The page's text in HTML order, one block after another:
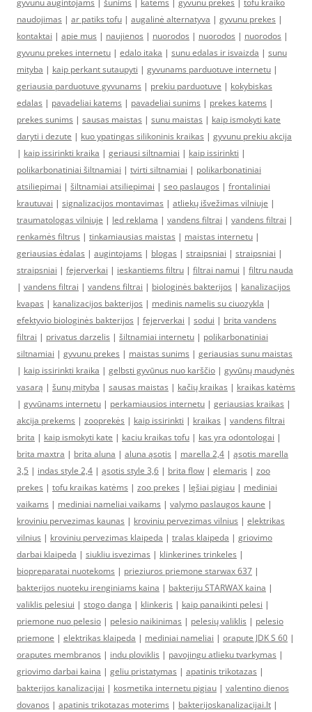
gyvunu augintojams šunims katėms gyvunu prekes
tofu kraiko
naudojimas | ar patiks tofu | augalinė alternatyva | gyvunu prekes |
kontaktai | apie mus | naujienos | nuorodos | nuorodos | nuorodos |
gyvunu prekes internetu | edalo itaka | sunu edalas ir isvaizda | sunu
mityba | kaip perkant sutaupyti | gyvunams parduotuve internetu |
geriausia parduotuve gyvunams | prekiu parduotuve | kokybiskas
edalas | pavadeliai katems | pavadeliai sunims | prekes katems |
prekes sunims | sausas maistas | sunu maistas | kaip ismokyti kate
daryti i dezute | kuo ypatingas silikoninis kraikas | gyvunu prekiu akcija
| kaip issirinkti kraika | geriausi siltnamiai | kaip issirinkti |
polikarbonatiniai šiltnamiai | tvirti siltnamiai | polikarbonatiniai
atsiliepimai | šiltnamiai atsiliepimai | seo paslaugos | frontaliniai
krautuvai | signalizacijos montavimas | atliekų išvežimas vilniuje |
traumatologas vilniuje | led reklama | vandens filtrai | vandens filtrai |
renkamės filtrus | tinkamiausias maistas | maistas internetu |
geriausias ėdalas | augintojams | blogas | straipsniai | straipsniai |
straipsniai | fejerverkai | ieskantiems filtru | filtrai namui | filtru nauda
| vandens filtrai | vandens filtrai | biologinės bakterijos | kanalizacijos
kvapas | kanalizacijos bakterijos | medinis namelis su ciuozykla |
efektyvio biologinės bakterijos | fejerverkai | sodui | brita vandens
filtrai | privatus darzelis | šiltnamiai internetu | polikarbonatiniai
siltnamiai | gyvunu prekes | maistas sunims | geriausias sunu maistas
| kaip issirinkti kraika | gelbsti gyvūnus nuo karščio | gyvūnų maudynės
vasarą | šunų mityba | sausas maistas | kačių kraikas | kraikas katėms
| gyvūnams internetu | perkamiausios internetu | geriausias kraikas |
akcija prekems | zooprekės | kaip issirinkti | kraikas | vandens filtrai
brita | kaip ismokyti kate | kaciu kraikas tofu | kas yra odontologai |
brita maxtra | brita aluna | aluna ąsotis | marella 2,4 | ąsotis marella
3,5 | indas style 2,4 | ąsotis style 3,6 | brita flow | elemaris | zoo
prekes | tofu kraikas katėms | zoo prekes | lęšiai pigiau | mediniai
vaikams | mediniai nameliai vaikams | valymo paslaugos kaune |
kroviniu pervezimas kaunas | kroviniu pervezimas vilnius | elektrikas
vilnius | kroviniu pervezimas klaipeda | tralas klaipeda | griovimo
darbai klaipeda | siukliu isvezimas | klinkerines trinkeles |
biopreparatai nuotekoms | prieziuros priemone starwax 637 |
bakterijos nuoteku irenginiams kaina | bakteriju STARWAX kaina |
valiklis pelesiui | stogo danga | klinkeris | kaip panaikinti pelesi |
priemone nuo pelesio | pelesio naikinimas | pelesių valiklis | pelesio
priemone | elektrikas klaipeda | mediniai nameliai | orapute JDK S 60 |
oraputes membranos | indu ploviklis | pavojingu atlieku tvarkymas |
griovimo darbai kaina | geliu pristatymas | apatinis trikotazas |
bakterijos kanalizacijai | kosmetika internetu pigiau | valentino dienos
dovanos | apatinis trikotazas moterims | bakterijoskanalizacijai.lt |